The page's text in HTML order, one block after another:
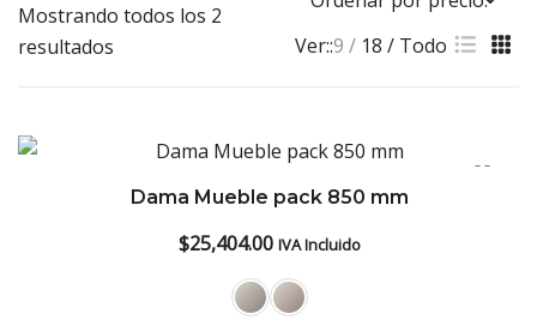
Mostrando todos los 2
resultados
low
Ver::9 18 Todo
Dama Mueble pack 850 mm
$25,404.00 IVA Incluido